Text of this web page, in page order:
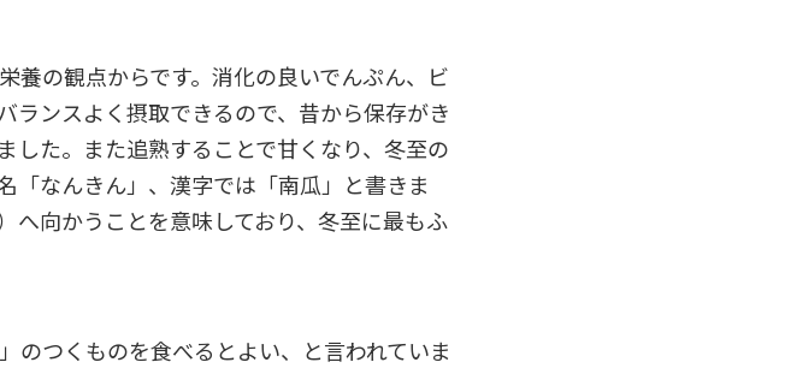
養の観点からです。消化の良いでんぷん、ビ
ランスよく摂取できるので、昔から保存がき
した。また追熟することで甘くなり、冬至の
「なんきん」、漢字では「南瓜」と書きま
へ向かうことを意味しており、冬至に最もふ
のつくものを食べるとよい、と言われていま